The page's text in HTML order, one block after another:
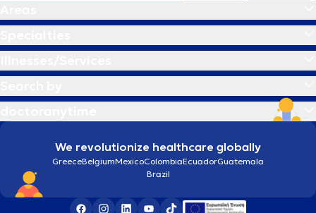
We revolutionize healthcare globally
GreeceBelgiumMexicoColombiaEcuadorGuatemala
Brazil